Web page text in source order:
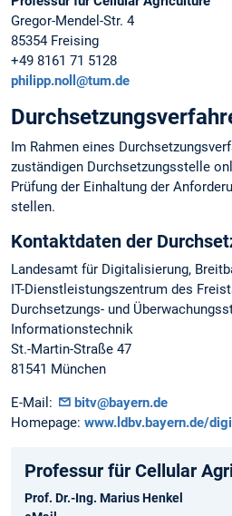
Gregor-Mendel-Str. 4
85354 Freising
+49 8161 71 5128
philipp.noll@tum.de
Im Rahmen eines
zuständigen Durchsetzungsstelle
Prüfung der Einhaltung der
stellen.
Kontaktdaten der
Landesamt für Digitalisierung,
IT-Dienstleistungszentrum des
Durchsetzungs- und
Informationstechnik
St.-Martin-Straße 47
81541 München
E-Mail:
bitv@bayern.de
Homepage: www.ldbv.bayern.de/
Professur für Cellular
Prof. Dr.-Ing. Marius Henkel